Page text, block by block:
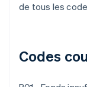
de tous les
Codes